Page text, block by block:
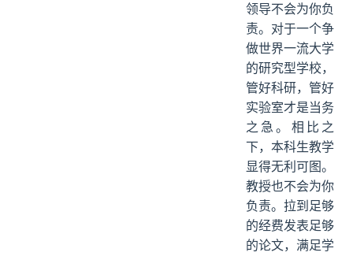
领导不会为你负
责。对于一个争
做世界一流大学
的研究型学校，
管好科研，管好
实验室才是当务
之急。相比之
下，本科生教学
显得无利可图。
教授也不会为你
负责。拉到足够
的经费发表足够
的论文，满足学